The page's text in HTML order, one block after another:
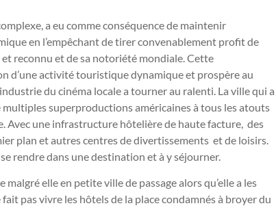
a eu comme conséquence de maintenir
en l’empêchant de tirer convenablement profit de
reconnu et de sa notoriété mondiale. Cette
d’une activité touristique dynamique et prospère au
du cinéma locale a tourner au ralenti. La ville qui a
multiples superproductions américaines à tous les atouts
Avec une infrastructure hôtelière de haute facture, des
plan et autres centres de divertissements et de loisirs.
rendre dans une destination et à y séjourner.
elle en petite ville de passage alors qu’elle a les
pas vivre les hôtels de la place condamnés à broyer du